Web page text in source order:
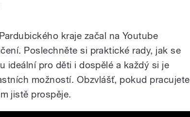
kraje začal na Youtube
Poslechněte si praktické rady, jak se
ideální pro děti i dospělé a každý si je
možností. Obzvlášť, pokud pracujete
jistě prospěje.